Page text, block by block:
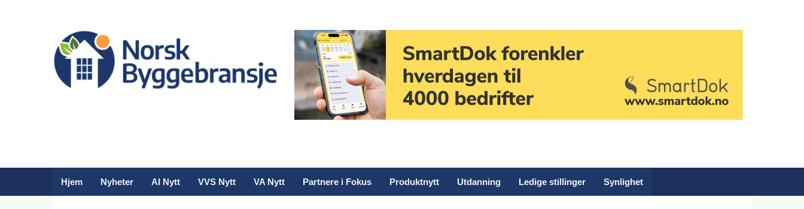
Hjem Nyheter AI Nytt VVS Nytt VA Nytt Partnere i Fokus Produktnytt Utdanning Ledige stillinger Synlighet